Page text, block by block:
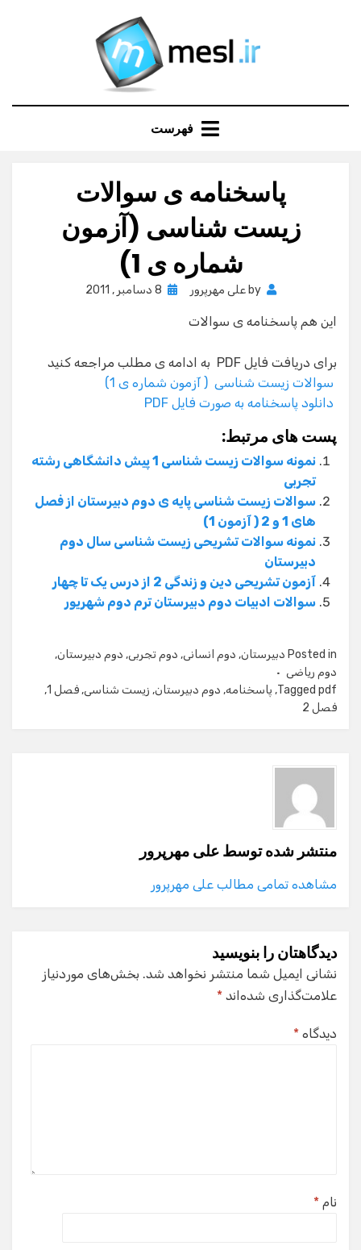
فهرست
پاسخنامه ی سوالات
زیست شناسی (آزمون
شماره ی 1)
by علی مهرپرور
Posted
8 دسامبر , 2011
این هم پاسخنامه ی سوالات
برای دریافت فایل PDF به ادامه ی مطلب مراجعه کنید
سوالات زیست شناسی ( آزمون شماره ی 1)
دانلود پاسخنامه به صورت فایل PDF
پست های مرتبط:
نمونه سوالات زیست شناسی 1 پیش دانشگاهی رشته
تجربی
سوالات زیست شناسی پایه ی دوم دبیرستان از فصل
های 1 و 2 ( آزمون 1)
نمونه سوالات تشریحی زیست شناسی سال دوم
دبیرستان
آزمون تشریحی دین و زندگی 2 از درس یک تا چهار
سوالات ادبیات دوم دبیرستان ترم دوم شهریور
Posted in دبیرستان, دوم انسانی, دوم تجربی, دوم دبیرستان,
دوم ریاضی
Tagged pdf
, پاسخنامه, دوم دبیرستان, زیست شناسی, فصل 1 ,
فصل 2
منتشر شده توسطعلی مهرپرور
مشاهده تمامی مطالب علی مهرپرور
دیدگاهتان را بنویسید
نشانی ایمیل شما منتشر نخواهد شد. بخش‌های موردنیاز
علامت‌گذاری شده‌اند *
دیدگاه *
نام *